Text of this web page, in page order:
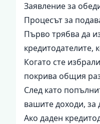
Заявление за
Процесът за
Първо трябва да
кредитодателите,
Когато сте
покрива общия
След като
вашите доходи, за
Ако даден